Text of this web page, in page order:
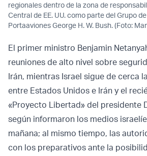
regionales dentro de la zona de
Central de EE. UU. como parte del Grupo
Portaaviones George H. W. Bush. (Foto:
El primer ministro Benjamin
reuniones de alto nivel sobre
Irán, mientras Israel sigue de cerca
entre Estados Unidos e Irán y el
«Proyecto Libertad» del presidente
según informaron los medios
mañana; al mismo tiempo, las
con los preparativos ante la